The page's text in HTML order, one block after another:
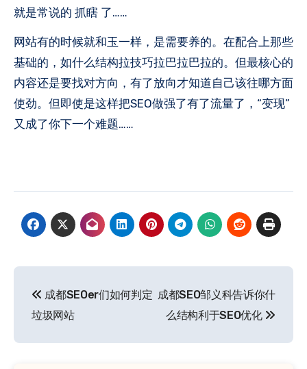
就是常说的 抓瞎 了……
网站有的时候就和玉一样，是需要养的。在配合上那些
基础的，如什么结构拉技巧拉巴拉巴拉的。但最核心的
内容还是要找对方向，有了放向才知道自己该往哪方面
使劲。但即使是这样把SEO做强了有了流量了，“变现”
又成了你下一个难题……
章
导
成都SEOer们如何判定
垃圾网站
成都SEO邹义科告诉你什
么结构利于SEO优化